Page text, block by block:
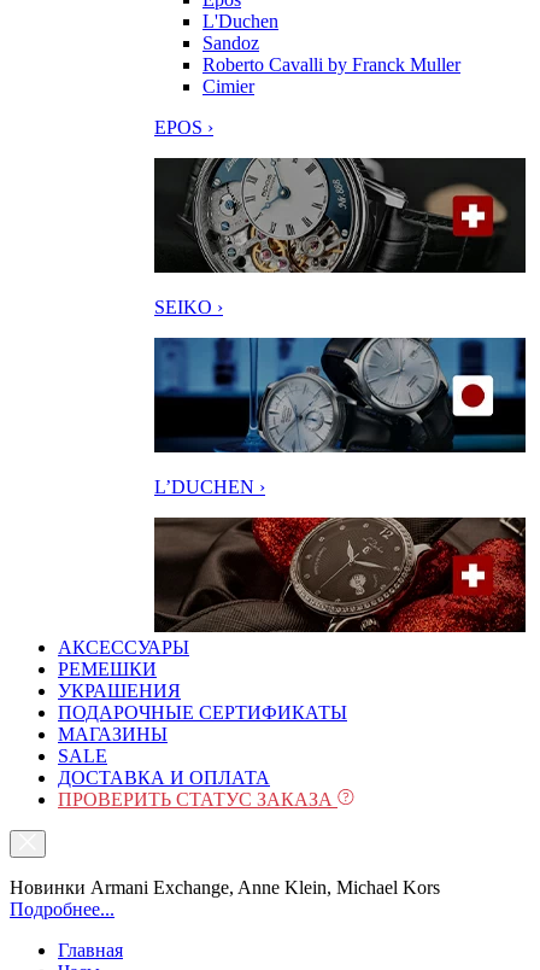
L'Duchen
Sandoz
Roberto Cavalli by Franck Muller
Cimier
EPOS ›
SEIKO ›
L’DUCHEN ›
АКСЕССУАРЫ
РЕМЕШКИ
УКРАШЕНИЯ
ПОДАРОЧНЫЕ СЕРТИФИКАТЫ
МАГАЗИНЫ
SALE
ДОСТАВКА И ОПЛАТА
ПРОВЕРИТЬ СТАТУС ЗАКАЗА
Новинки Armani Exchange, Anne Klein, Michael Kors
Подробнее...
Главная